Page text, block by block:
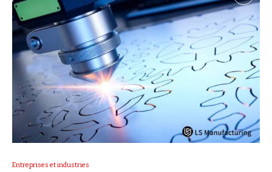
Entreprises et industries